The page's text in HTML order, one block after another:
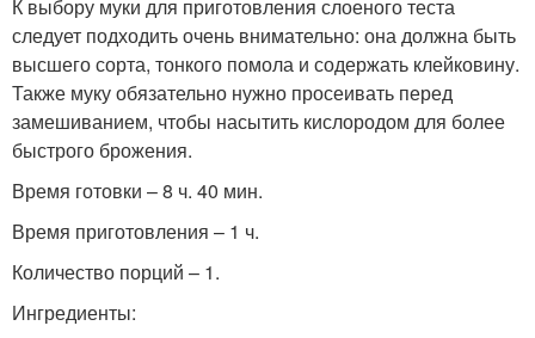
К выбору муки для приготовления слоеного теста
следует подходить очень внимательно: она должна быть
высшего сорта, тонкого помола и содержать клейковину.
Также муку обязательно нужно просеивать перед
замешиванием, чтобы насытить кислородом для более
быстрого брожения.
Время готовки – 8 ч. 40 мин.
Время приготовления – 1 ч.
Количество порций – 1.
Ингредиенты: